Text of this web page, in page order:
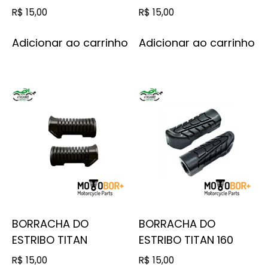
R$ 15,00
Adicionar ao carrinho
R$ 15,00
Adicionar ao carrinho
BORRACHA DO
ESTRIBO TITAN
R$ 15,00
BORRACHA DO
ESTRIBO TITAN 160
R$ 15,00